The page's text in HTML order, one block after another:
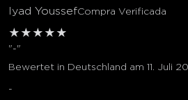
Iyad YoussefCompra Verificada
★ ★ ★ ★ ★
"-"
Bewertet in Deutschland am 11. Juli
-